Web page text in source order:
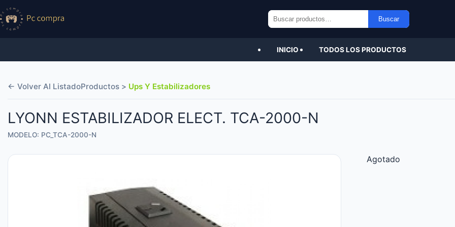
Buscar
por:
Buscar
INICIO TODOS LOS PRODUCTOS
← Volver Al ListadoProductos > Ups Y Estabilizadores
LYONN ESTABILIZADOR ELECT. TCA-2000-N
MODELO: PC_TCA-2000-N
Agotado